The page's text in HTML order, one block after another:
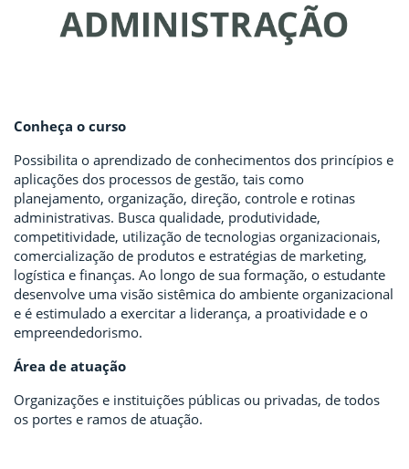
Conheça o curso
Possibilita o aprendizado de conhecimentos dos princípios e
aplicações dos processos de gestão, tais como
planejamento, organização, direção, controle e rotinas
administrativas. Busca qualidade, produtividade,
competitividade, utilização de tecnologias organizacionais,
comercialização de produtos e estratégias de marketing,
logística e finanças. Ao longo de sua formação, o estudante
desenvolve uma visão sistêmica do ambiente organizacional
e é estimulado a exercitar a liderança, a proatividade e o
empreendedorismo.
Área de atuação
Organizações e instituições públicas ou privadas, de todos
os portes e ramos de atuação.